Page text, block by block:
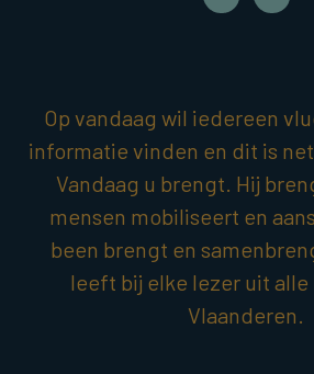
Op vandaag wil iedereen
informatie vinden en dit is
Vandaag u brengt. Hij
mensen mobiliseert en
been brengt en
leeft bij elke lezer uit alle
Vlaanderen.